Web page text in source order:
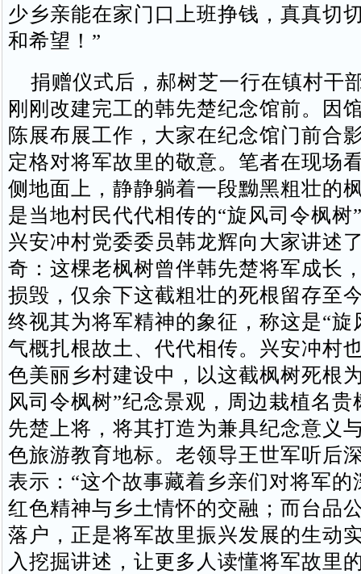
少乡亲能在家门口上班挣钱，真真切
和希望！”
捐赠仪式后，郝树芝一行在镇村干
刚刚改建完工的韩先楚纪念馆前。因
陈展布展工作，大家在纪念馆门前合
定格对将军故里的敬意。笔者在现场
侧地面上，静静躺着一段黝黑粗壮的
是当地村民代代相传的“旋风司令枫树
兴安冲村党委委员韩龙辉向大家讲述
奇：这棵老枫树曾伴韩先楚将军成长
损毁，仅余下这截粗壮的死根留存至
终视其为将军精神的象征，称这是“旋
气概扎根故土、代代相传。兴安冲村
色美丽乡村建设中，以这截枫树死根
风司令枫树”纪念景观，周边栽植名贵
先楚上将，将其打造为兼具纪念意义
色旅游教育地标。老领导王世军听后
表示：“这个故事藏着乡亲们对将军的
红色精神与乡土情怀的交融；而台品
落户，正是将军故里振兴发展的生动
入挖掘讲述，让更多人读懂将军故里